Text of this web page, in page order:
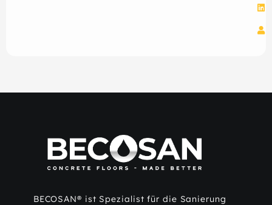
BECOSAN® ist Spezialist für die Sanierung